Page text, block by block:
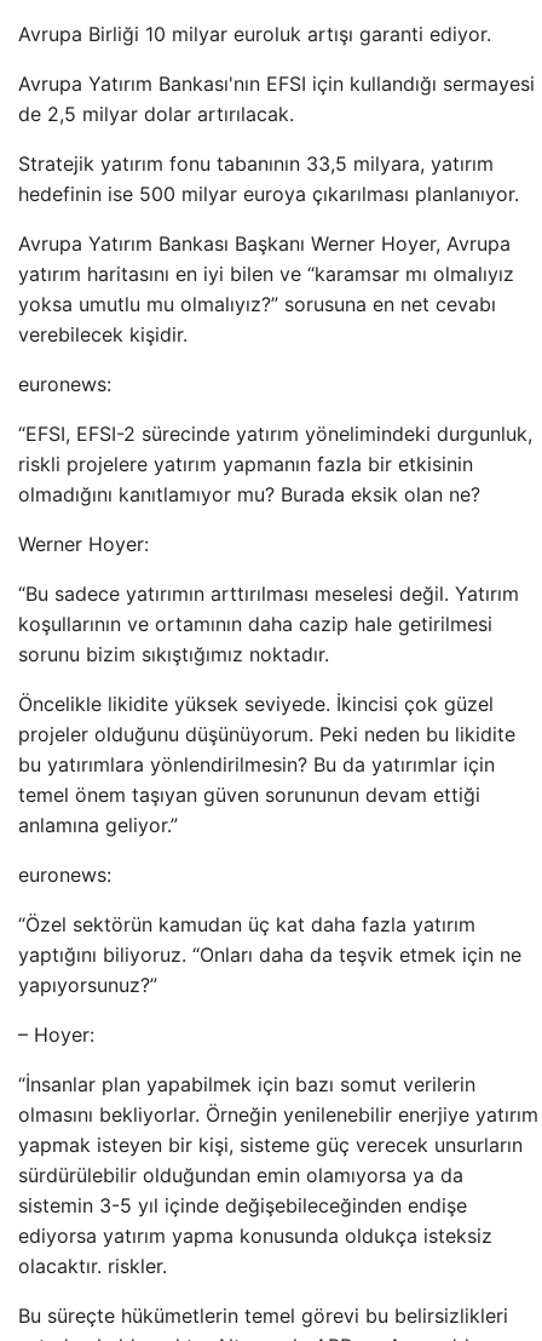
Avrupa Birliği 10 milyar euroluk artışı garanti ediyor.
Avrupa Yatırım Bankası'nın EFSI için kullandığı sermayesi
de 2,5 milyar dolar artırılacak.
Stratejik yatırım fonu tabanının 33,5 milyara, yatırım
hedefinin ise 500 milyar euroya çıkarılması planlanıyor.
Avrupa Yatırım Bankası Başkanı Werner Hoyer, Avrupa
yatırım haritasını en iyi bilen ve “karamsar mı olmalıyız
yoksa umutlu mu olmalıyız?” sorusuna en net cevabı
verebilecek kişidir.
euronews:
“EFSI, EFSI-2 sürecinde yatırım yönelimindeki durgunluk,
riskli projelere yatırım yapmanın fazla bir etkisinin
olmadığını kanıtlamıyor mu? Burada eksik olan ne?
Werner Hoyer:
“Bu sadece yatırımın arttırılması meselesi değil. Yatırım
koşullarının ve ortamının daha cazip hale getirilmesi
sorunu bizim sıkıştığımız noktadır.
Öncelikle likidite yüksek seviyede. İkincisi çok güzel
projeler olduğunu düşünüyorum. Peki neden bu likidite
bu yatırımlara yönlendirilmesin? Bu da yatırımlar için
temel önem taşıyan güven sorununun devam ettiği
anlamına geliyor.”
euronews:
“Özel sektörün kamudan üç kat daha fazla yatırım
yaptığını biliyoruz. “Onları daha da teşvik etmek için ne
yapıyorsunuz?”
– Hoyer:
“İnsanlar plan yapabilmek için bazı somut verilerin
olmasını bekliyorlar. Örneğin yenilenebilir enerjiye yatırım
yapmak isteyen bir kişi, sisteme güç verecek unsurların
sürdürülebilir olduğundan emin olamıyorsa ya da
sistemin 3-5 yıl içinde değişebileceğinden endişe
ediyorsa yatırım yapma konusunda oldukça isteksiz
olacaktır. riskler.
Bu süreçte hükümetlerin temel görevi bu belirsizlikleri